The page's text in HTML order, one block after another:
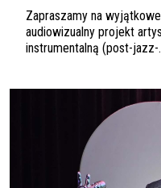
Zapraszamy na
audiowizualny projekt
instrumentalną (post-jazz-